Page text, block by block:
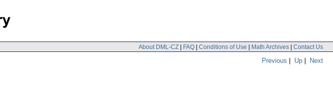
About DML-CZ | FAQ | Conditions of Use | Math Archives | Contact Us
Previous | Up | Next